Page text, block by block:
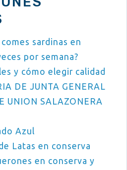
sardinas en
por semana?
y cómo elegir calidad
DE JUNTA GENERAL
UNION SALAZONERA
Azul
Latas en conserva
en conserva y